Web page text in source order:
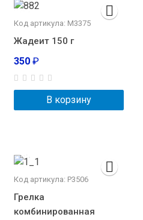
Код артикула: М3375
Жадеит 150 г
350 ₽
В корзину
Код артикула: Р3506
Грелка
комбинированная